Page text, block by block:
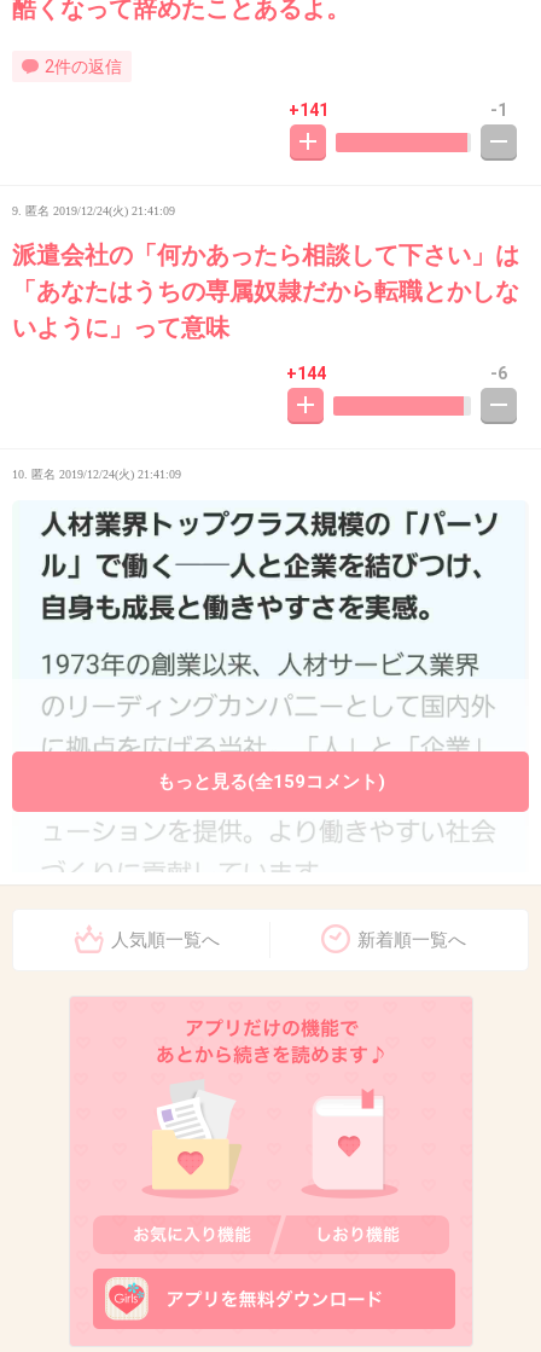
酷くなって辞めたことあるよ。
2件の返信
+141 -1
9. 匿名 2019/12/24(火) 21:41:09
派遣会社の「何かあったら相談して下さい」は
「あなたはうちの専属奴隷だから転職とかしな
いように」って意味
+144 -6
10. 匿名 2019/12/24(火) 21:41:09
+4
2019/12/24(火) 21:41:19
もっと見る(全159コメント)
人気順一覧へ 新着順一覧へ